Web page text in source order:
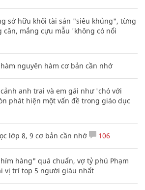
sở hữu khối tài sản "siêu khủng", từng
cân, mắng cựu mẫu 'không có nổi
nguyên hàm cơ bản cần nhớ
anh trai và em gái như 'chó với
phát hiện một vấn đề trong giáo dục
lớp 8, 9 cơ bản cần nhớ 106
hàng" quá chuẩn, vợ tỷ phú Phạm
vị trí top 5 người giàu nhất